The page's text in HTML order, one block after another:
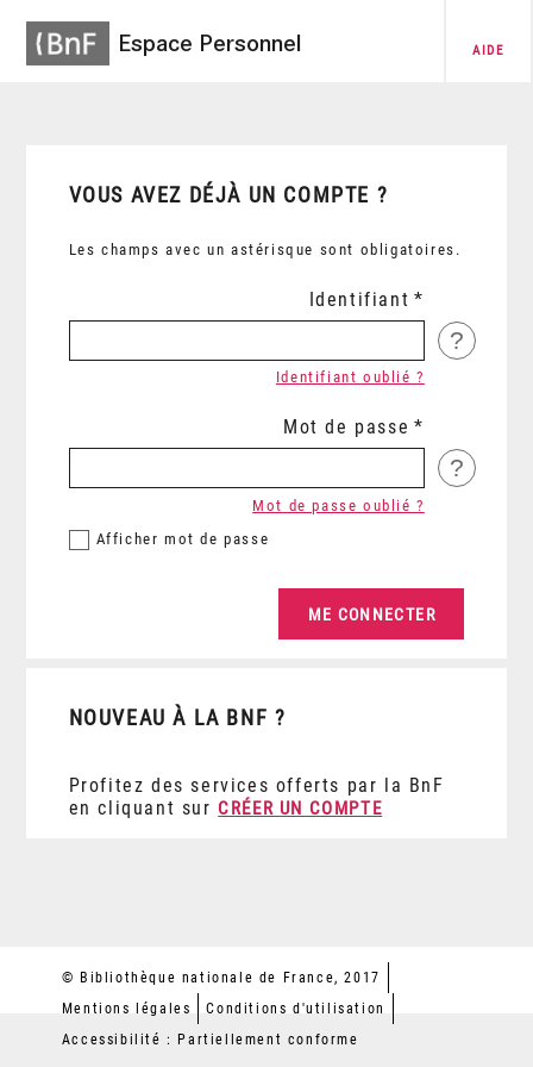
Espace Personnel AIDE
VOUS AVEZ DÉJÀ UN COMPTE ?
Les champs avec un astérisque sont obligatoires.
Identifiant
?
Identifiant oublié ?
Mot de passe
?
Afficher mot de passe
Mot de passe oublié ?
NOUVEAU À LA BNF ?
Profitez des services offerts par la BnF
en cliquant sur CRÉER UN COMPTE
© Bibliothèque nationale de France, 2017
Mentions légales
Conditions d'utilisation
Accessibilité : Partiellement conforme